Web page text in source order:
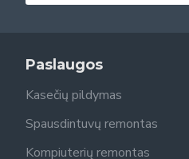
Paslaugos
Kasečių pildymas
Spausdintuvų remontas
Kompiuterių remontas